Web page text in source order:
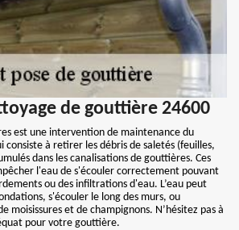
de gouttière 24600
est une intervention de maintenance du
consiste à retirer les débris de saletés (feuilles,
dans les canalisations de gouttières. Ces
l'eau de s'écouler correctement pouvant
ou des infiltrations d'eau. L’eau peut
s'écouler le long des murs, ou
moisissures et de champignons. N’hésitez pas à
pour votre gouttière.